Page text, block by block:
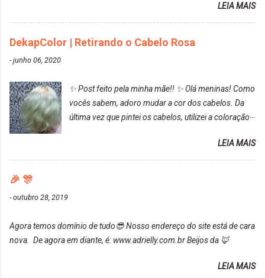
turquesa (meio desbotado), e após a utilização meu
cabelo ficou roxo com mechinhas azul, rosa e meio
cinza... FICOU LINDOOOOO!!! Cabelo antes: Cabelo
depois: Bom, sobre a tinta, eu achei ela muito liquida,
tinta ficava manchado. Meu banheiro inteiro ficou
rosa, minha mão, meu corpo todo, porém, ela tem
uma fixação muito boa (Deu para perceber kkk) Sem
LEIA MAIS
DekapColor | Retirando o Cabelo Rosa
-junho 06, 2020
✨ Post feito pela minha mãe!! ✨ Olá meninas! Como
vocês sabem, adoro mudar a cor dos cabelos. Da
última vez que pintei os cabelos, utilizei a coloração
ressaltar que meu cabelo estava platinado. O tom
ficou um rosa antigo, cobriu muito bem e não
de inúmeras lavagens, meu cabelo teve um bom
desbotamento da cor, ele ficou um rosa bem suave,
LEIA MAIS
🎉 🎊
-outubro 28, 2019
Agora temos domínio de tudo😎 Nosso endereço do site está de cara
nova. De agora em diante, é: www.adrielly.com.br Beijos da 🦊
LEIA MAIS